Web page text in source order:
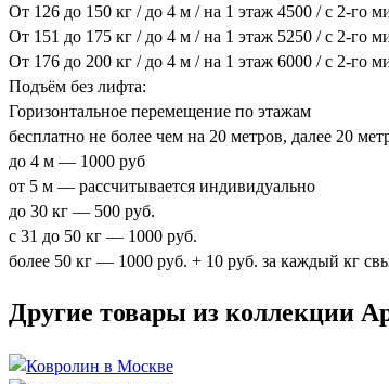
От 126 до 150 кг / до 4 м / на 1 этаж 4500 / с 2-го
От 151 до 175 кг / до 4 м / на 1 этаж 5250 / с 2-го
От 176 до 200 кг / до 4 м / на 1 этаж 6000 / с 2-го
Подъём без лифта:
Горизонтальное перемещение по этажам
бесплатно не более чем на 20 метров, далее 20
до 4 м — 1000 руб
от 5 м — рассчитывается индивидуально
до 30 кг — 500 руб.
с 31 до 50 кг — 1000 руб.
более 50 кг — 1000 руб. + 10 руб. за каждый кг
Другие товары из коллекции